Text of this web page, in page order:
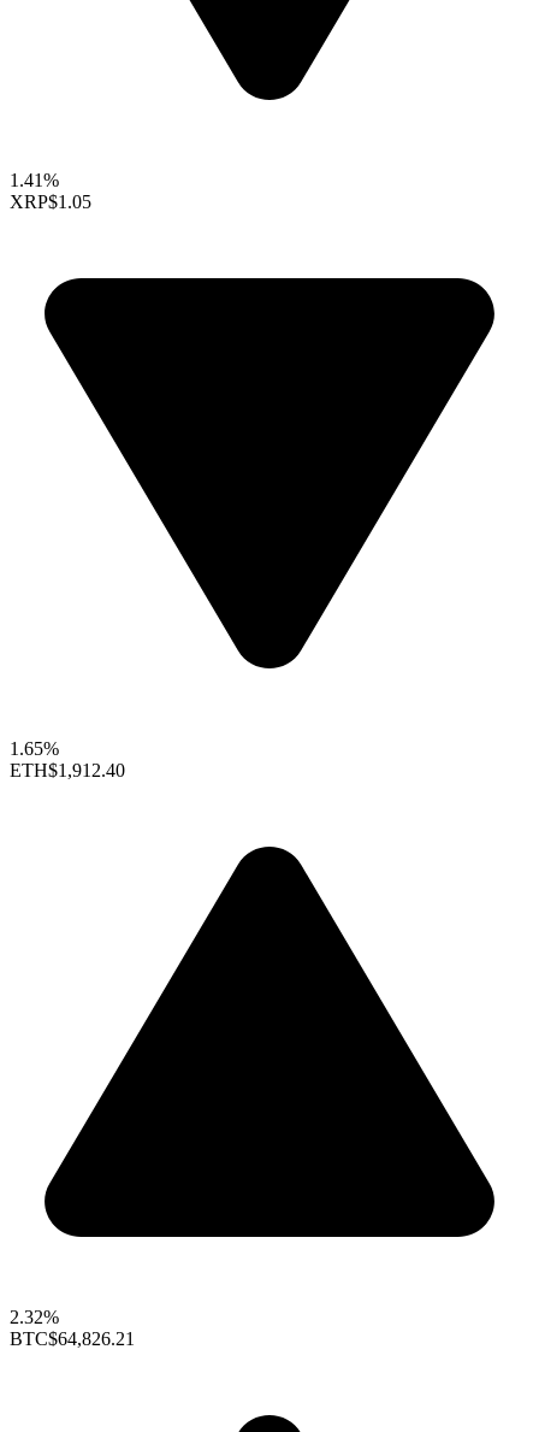
1.41%
XRP$1.05
1.65%
ETH$1,912.40
2.32%
BTC$64,826.21